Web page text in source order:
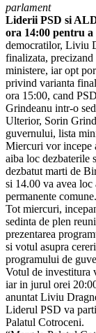
parlament
Liderii PSD si
ora 14:00 pentru
democratilor, Liviu
finalizata,
ministere, iar opt
privind varianta
ora 15:00, cand
Grindeanu intr-o
Ulterior, Sorin
guvernului, lista
Miercuri vor incepe
aiba loc dezbaterile
dezbatut marti de
si 14.00 va avea
permanente comune.
Tot miercuri,
sedinta de plen
prezentarea
si votul asupra
programului de
Votul de investitura
iar in jurul orei
anuntat Liviu
Liderul PSD va
Palatul Cotroceni.